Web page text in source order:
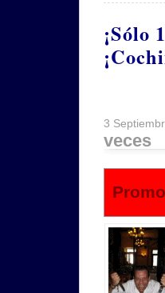
¡Sólo
3
veces